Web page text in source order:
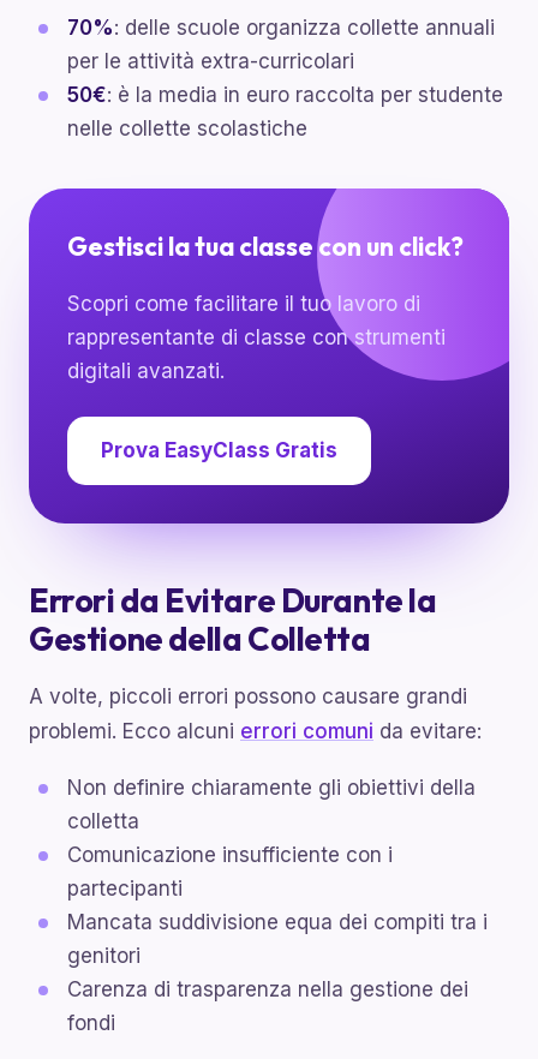
70%: delle scuole organizza collette annuali
per le attività extra-curricolari
50€: è la media in euro raccolta per studente
nelle collette scolastiche
Gestisci la tua classe con un click?
Scopri come facilitare il tuo lavoro di
rappresentante di classe con strumenti
digitali avanzati.
Prova EasyClass Gratis
Errori da Evitare Durante la
Gestione della Colletta
A volte, piccoli errori possono causare grandi
problemi. Ecco alcuni errori comuni da evitare:
Non definire chiaramente gli obiettivi della
colletta
Comunicazione insufficiente con i
partecipanti
Mancata suddivisione equa dei compiti tra i
genitori
Carenza di trasparenza nella gestione dei
fondi